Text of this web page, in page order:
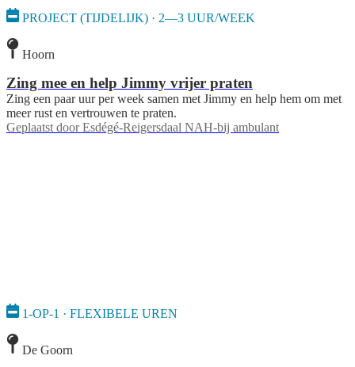
PROJECT (TIJDELIJK) · 2—3 UUR/WEEK
Hoorn
Zing mee en help Jimmy vrijer praten
Zing een paar uur per week samen met Jimmy en help hem om met
meer rust en vertrouwen te praten.
Geplaatst door Esdégé-Reigersdaal NAH-bij ambulant
1-OP-1 · FLEXIBELE UREN
De Goorn